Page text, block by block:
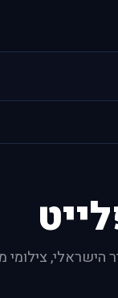
הישראלי, צילומי